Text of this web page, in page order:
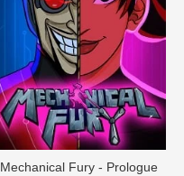
Mechanical Fury - Prologue